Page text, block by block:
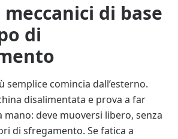
di base
di
semplice comincia dall’esterno.
disalimentata e prova a far
mano: deve muoversi libero, senza
di sfregamento. Se fatica a